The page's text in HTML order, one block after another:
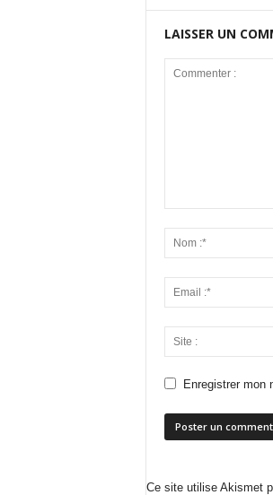
LAISSER UN
Enregistrer mon
Ce site utilise Akismet